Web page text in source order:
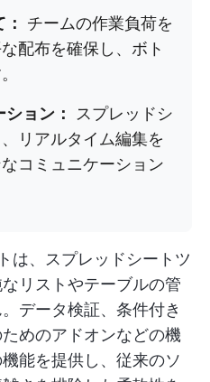
チームの作業負荷を
配布を確保し、ボト
ョン：
スプレッドシ
リアルタイム編集を
コミュニケーション
は、スプレッドシートツ
リストやテーブルの管
データ検証、条件付き
めのアドオンなどの機
能を提供し、従来のソ